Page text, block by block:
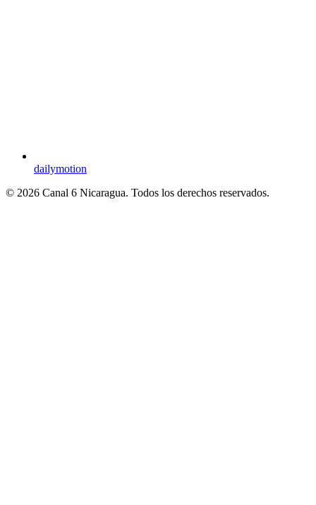
dailymotion
© 2026 Canal 6 Nicaragua. Todos los derechos reservados.